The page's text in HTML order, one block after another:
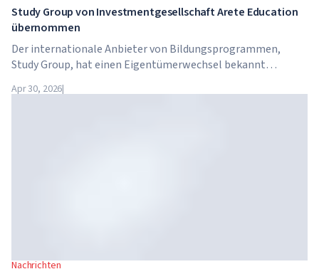
Study Group von Investmentgesellschaft Arete Education
übernommen
Der internationale Anbieter von Bildungsprogrammen,
Study Group, hat einen Eigentümerwechsel bekannt
übernommen – einer Investmentstruktur im
Apr 30, 2026|
Nachrichten